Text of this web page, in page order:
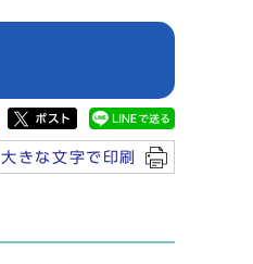
大きな文字で印刷